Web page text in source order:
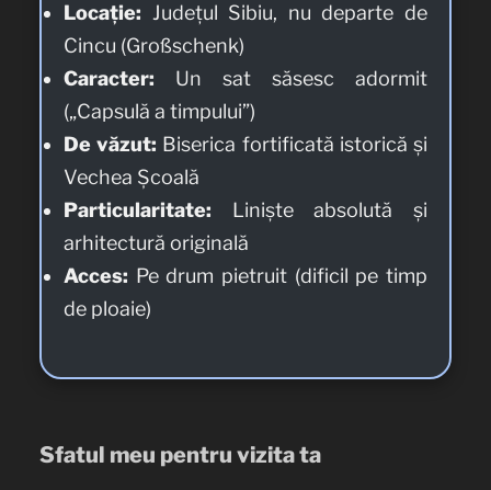
Locație: Județul Sibiu, nu departe de
Cincu (Großschenk)
Caracter: Un sat săsesc adormit
(„Capsulă a timpului”)
De văzut: Biserica fortificată istorică și
Vechea Școală
Particularitate: Liniște absolută și
arhitectură originală
Acces: Pe drum pietruit (dificil pe timp
de ploaie)
Sfatul meu pentru vizita ta